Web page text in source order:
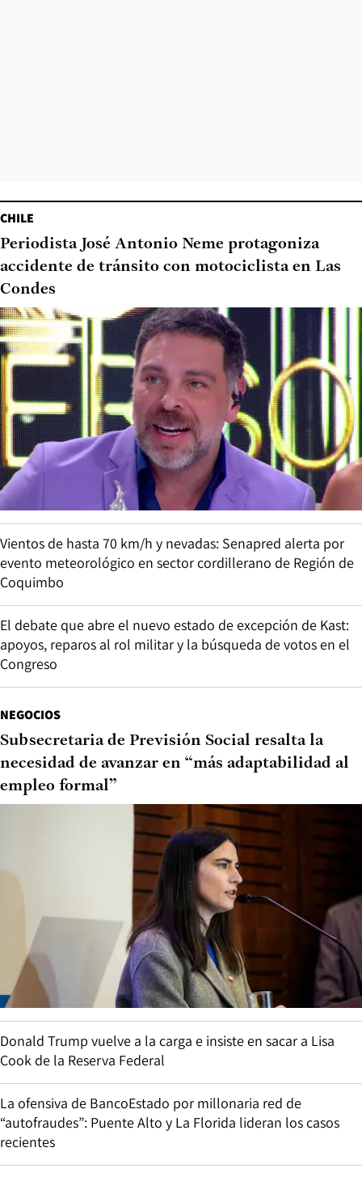
CHILE
Periodista José Antonio Neme protagoniza
accidente de tránsito con motociclista en Las
Condes
Vientos de hasta 70 km/h y nevadas: Senapred alerta por
evento meteorológico en sector cordillerano de Región de
Coquimbo
El debate que abre el nuevo estado de excepción de Kast:
apoyos, reparos al rol militar y la búsqueda de votos en el
Congreso
NEGOCIOS
Subsecretaria de Previsión Social resalta la
necesidad de avanzar en “más adaptabilidad al
empleo formal”
Donald Trump vuelve a la carga e insiste en sacar a Lisa
Cook de la Reserva Federal
La ofensiva de BancoEstado por millonaria red de
“autofraudes”: Puente Alto y La Florida lideran los casos
recientes